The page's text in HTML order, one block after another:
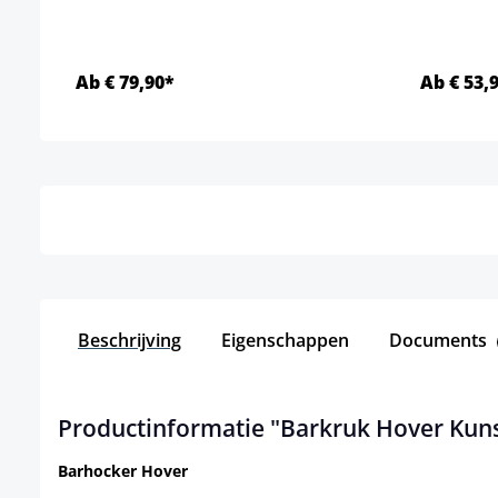
Ab € 79,90* Ab €
Beschrijving Eigenschappen Documents
Productinformatie "Barkruk Hover
Barhocker Hover